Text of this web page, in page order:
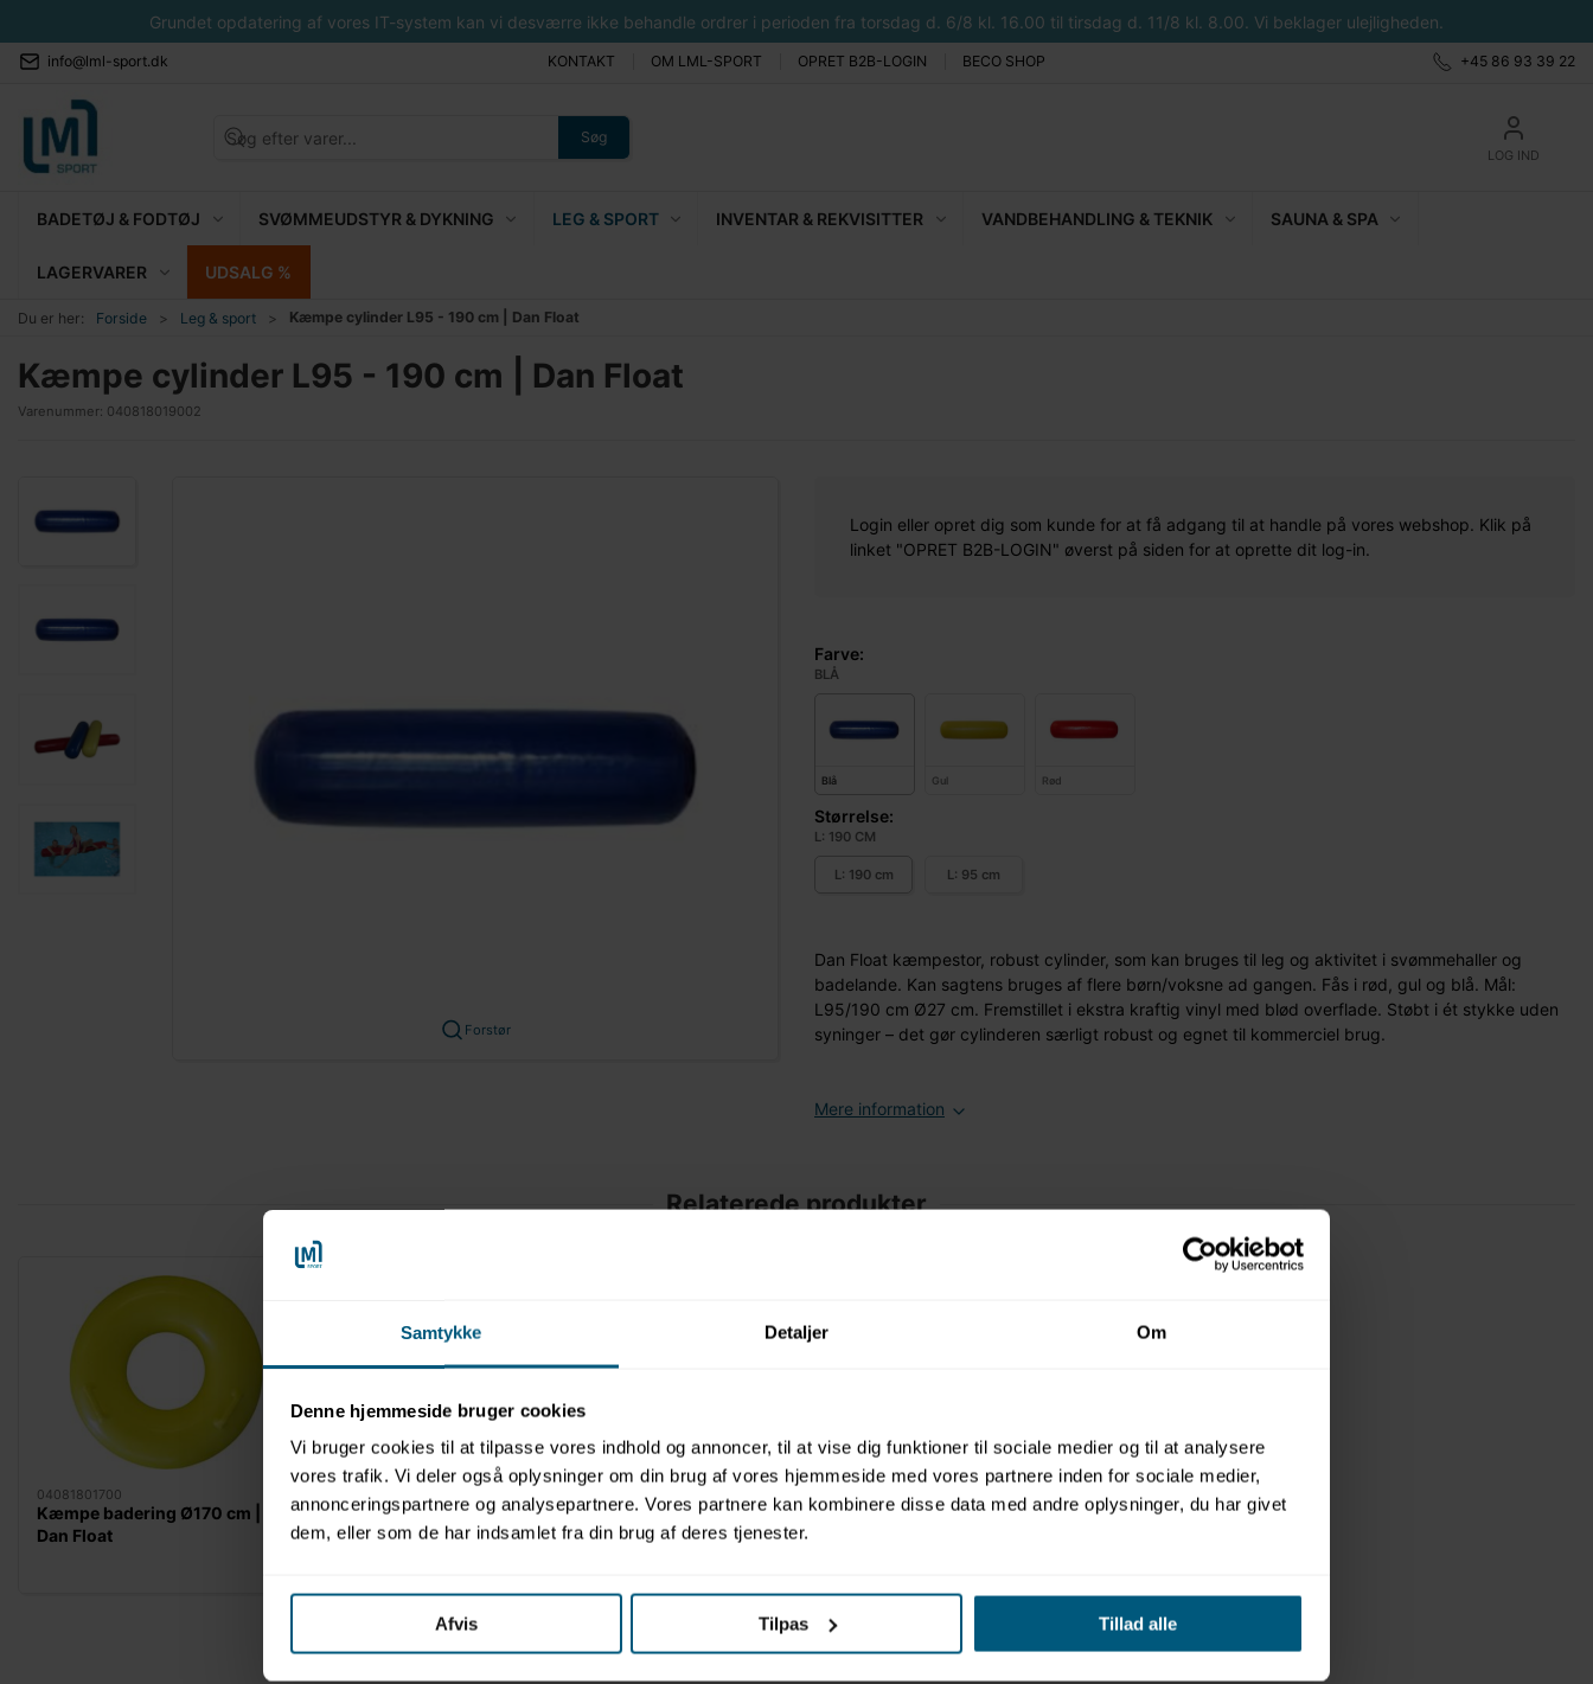
Samtykke Detaljer Om
Denne hjemmeside bruger cookies
Vi bruger cookies til at tilpasse vores indhold og annoncer, til at vise dig funktioner til sociale medier og til at analysere
vores trafik. Vi deler også oplysninger om din brug af vores hjemmeside med vores partnere inden for sociale medier,
annonceringspartnere og analysepartnere. Vores partnere kan kombinere disse data med andre oplysninger, du har givet
dem, eller som de har indsamlet fra din brug af deres tjenester.
Afvis Tilpas Tillad alle
Grundet opdatering af vores IT-system kan vi desværre ikke behandle ordrer i perioden fra torsdag d. 6/8 kl. 16.00 til tirsdag d. 11/8 kl. 8.00. Vi beklager ulejligheden.
info@lml-sport.dk KONTAKT OM LML-SPORT OPRET B2B-LOGIN BECO SHOP +45 86 93 39 22
Søg
LOG IND
BADETØJ & FODTØJ SVØMMEUDSTYR & DYKNING LEG & SPORT INVENTAR & REKVISITTER VANDBEHANDLING & TEKNIK SAUNA & SPA
LAGERVARER UDSALG %
Du er her: Forside Leg & sport Kæmpe cylinder L95 - 190 cm | Dan Float
Kæmpe cylinder L95 - 190 cm | Dan Float
Varenummer: 040818019002
Forstør
Login eller opret dig som kunde for at få adgang til at handle på vores webshop. Klik på
linket "OPRET B2B-LOGIN" øverst på siden for at oprette dit log-in.
Farve:
BLÅ
Blå Gul Rød
Størrelse:
L: 190 CM
L: 190 cm L: 95 cm
Dan Float kæmpestor, robust cylinder, som kan bruges til leg og aktivitet i svømmehaller og
badelande. Kan sagtens bruges af flere børn/voksne ad gangen. Fås i rød, gul og blå. Mål:
L95/190 cm Ø27 cm. Fremstillet i ekstra kraftig vinyl med blød overflade. Støbt i ét stykke uden
syninger – det gør cylinderen særligt robust og egnet til kommerciel brug.
Mere information
Relaterede produkter
04081801700
Kæmpe badering Ø170 cm |
Dan Float
040829080
Kæmpe badering med håndtag
Ø80 - 95 cm | Dan Float
04081800900
Kæmpe badering Ø80 - 95 cm |
Dan Float